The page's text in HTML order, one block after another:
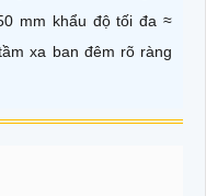
mm khẩu độ tối đa ≈
xa ban đêm rõ ràng